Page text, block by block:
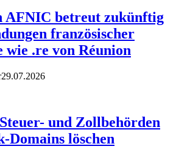
AFNIC betreut zukünftig
französischer
wie .re von Réunion
29.07.2026
und Zollbehörden
Domains löschen